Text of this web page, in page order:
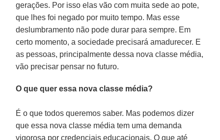
gerações. Por isso elas vão com muita sede ao pote,
que lhes foi negado por muito tempo. Mas esse
deslumbramento não pode durar para sempre. Em
certo momento, a sociedade precisará amadurecer. E
as pessoas, principalmente dessa nova classe média,
vão precisar pensar no futuro.
O que quer essa nova classe média?
É o que todos queremos saber. Mas podemos dizer
que essa nova classe média tem uma demanda
vigorosa por credenciais educacionais. O que até